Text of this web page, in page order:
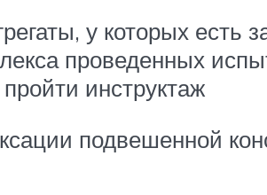
у которых есть
проведенных
инструктаж
подвешенной